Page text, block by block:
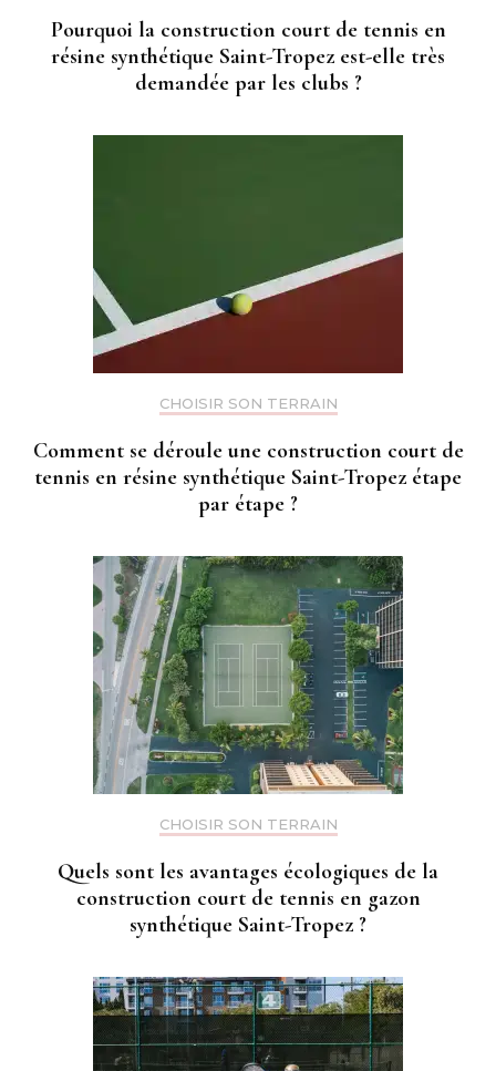
Pourquoi la construction court de tennis en
résine synthétique Saint-Tropez est-elle très
demandée par les clubs ?
CHOISIR SON TERRAIN
Comment se déroule une construction court de
tennis en résine synthétique Saint-Tropez étape
par étape ?
CHOISIR SON TERRAIN
Quels sont les avantages écologiques de la
construction court de tennis en gazon
synthétique Saint-Tropez ?